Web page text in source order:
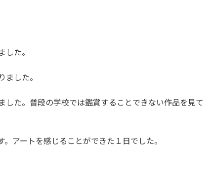
た。
した。
た。普段の学校では鑑賞することできない作品を見て
アートを感じることができた１日でした。